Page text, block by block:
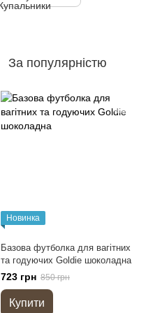
За популярністю
Новинка
Базова футболка для вагітних
та годуючих Goldie шоколадна
723 грн 850 грн
Купити